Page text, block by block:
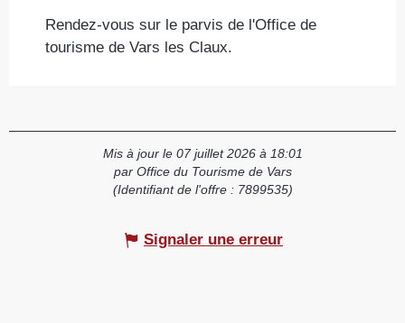
Rendez-vous sur le parvis de l'Office de
tourisme de Vars les Claux.
Mis à jour le 07 juillet 2026 à 18:01
par Office du Tourisme de Vars
(Identifiant de l'offre : 7899535)
Signaler une erreur